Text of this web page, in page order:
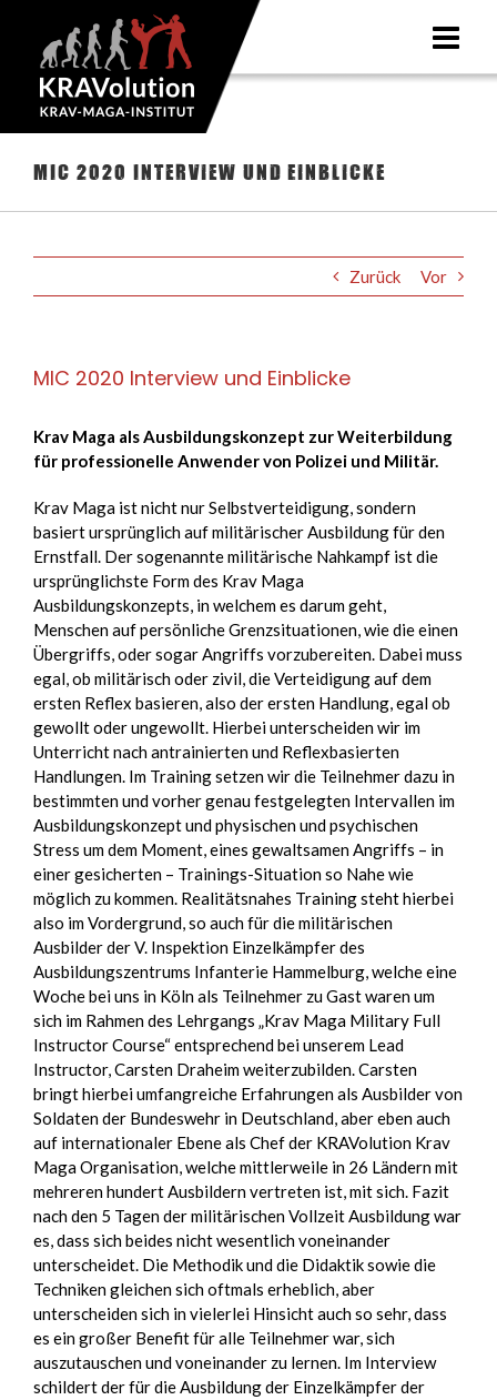
springen
MIC 2020 Interview und Einblicke
Zurück Vor
MIC 2020 Interview und Einblicke
Krav Maga als Ausbildungskonzept zur Weiterbildung
für professionelle Anwender von Polizei und Militär.
Krav Maga ist nicht nur Selbstverteidigung, sondern
basiert ursprünglich auf militärischer Ausbildung für den
Ernstfall. Der sogenannte militärische Nahkampf ist die
ursprünglichste Form des Krav Maga
Ausbildungskonzepts, in welchem es darum geht,
Menschen auf persönliche Grenzsituationen, wie die einen
Übergriffs, oder sogar Angriffs vorzubereiten. Dabei muss
egal, ob militärisch oder zivil, die Verteidigung auf dem
ersten Reflex basieren, also der ersten Handlung, egal ob
gewollt oder ungewollt. Hierbei unterscheiden wir im
Unterricht nach antrainierten und Reflexbasierten
Handlungen. Im Training setzen wir die Teilnehmer dazu in
bestimmten und vorher genau festgelegten Intervallen im
Ausbildungskonzept und physischen und psychischen
Stress um dem Moment, eines gewaltsamen Angriffs – in
einer gesicherten – Trainings-Situation so Nahe wie
möglich zu kommen. Realitätsnahes Training steht hierbei
also im Vordergrund, so auch für die militärischen
Ausbilder der V. Inspektion Einzelkämpfer des
Ausbildungszentrums Infanterie Hammelburg, welche eine
Woche bei uns in Köln als Teilnehmer zu Gast waren um
sich im Rahmen des Lehrgangs „Krav Maga Military Full
Instructor Course“ entsprechend bei unserem Lead
Instructor, Carsten Draheim weiterzubilden. Carsten
bringt hierbei umfangreiche Erfahrungen als Ausbilder von
Soldaten der Bundeswehr in Deutschland, aber eben auch
auf internationaler Ebene als Chef der KRAVolution Krav
Maga Organisation, welche mittlerweile in 26 Ländern mit
mehreren hundert Ausbildern vertreten ist, mit sich. Fazit
nach den 5 Tagen der militärischen Vollzeit Ausbildung war
es, dass sich beides nicht wesentlich voneinander
unterscheidet. Die Methodik und die Didaktik sowie die
Techniken gleichen sich oftmals erheblich, aber
unterscheiden sich in vielerlei Hinsicht auch so sehr, dass
es ein großer Benefit für alle Teilnehmer war, sich
auszutauschen und voneinander zu lernen. Im Interview
schildert der für die Ausbildung der Einzelkämpfer der